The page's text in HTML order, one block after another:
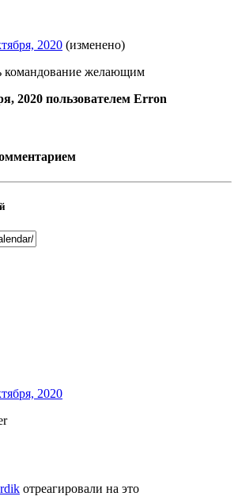
2020 (изменено)
командование желающим
2020 пользователем Erron
2020
отреагировали на это